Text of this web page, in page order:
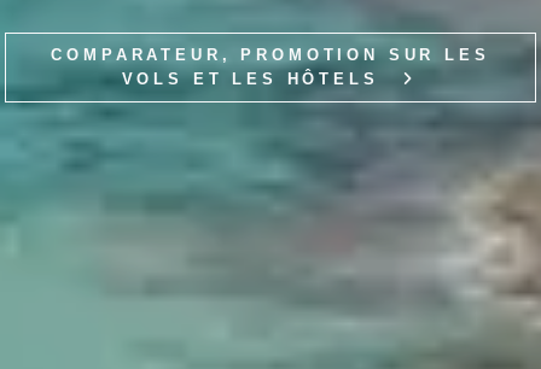
COMPARATEUR, PROMOTION SUR LES
VOLS ET LES HÔTELS